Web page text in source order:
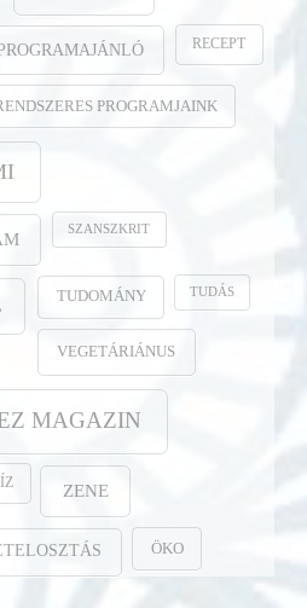
RECEPT
PROGRAMJAINK
SZANSZKRIT
TUDOMÁNY TUDÁS
VEGETÁRIÁNUS
MAGAZIN
ZENE
ÖKO